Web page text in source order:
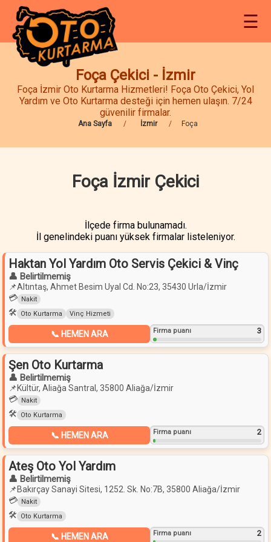
☰
Foça Çekici - İzmir
Foça İzmir Oto Kurtarma Hizmetleri! Foça Oto Çekici, Yol
Yardım ve Oto Kurtarma desteği için hemen ulaşın. 7/24
güvenilir firmalar.
Ana Sayfa İzmir Foça
Foça İzmir Çekici
İlçede firma bulunamadı.
İl genelindeki puanı yüksek firmalar listeleniyor.
Haktan Yol Yardım Oto Servis Çekici & Vinç
👤 Belirtilmemiş
📌Altıntaş, Ahmet Besim Uyal Cd. No:23, 35430 Urla/İzmir
💳 Nakit
🛠️ Oto Kurtarma Vinç Hizmeti
📞 HEMEN ARA Firma puanı 3
Şen Oto Kurtarma
👤 Belirtilmemiş
📌Kültür, Aliağa Santral, 35800 Aliağa/İzmir
💳 Nakit
🛠️ Oto Kurtarma
📞 HEMEN ARA Firma puanı 2
Ateş Oto Yol Yardım
👤 Belirtilmemiş
📌Bakırçay Sanayi Sitesi, 1252. Sk. No:7B, 35800 Aliağa/İzmir
💳 Nakit
🛠️ Oto Kurtarma
📞 HEMEN ARA Firma puanı 2